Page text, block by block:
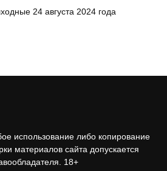
24 августа 2024 года
использование либо копирование
материалов сайта допускается
18+